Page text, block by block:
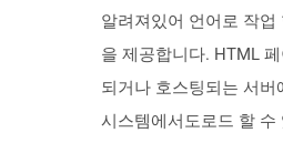
알려져있어 언어로 작업
을 제공합니다. HTML
되거나 호스팅되는 서버
시스템에서도로드 할 수